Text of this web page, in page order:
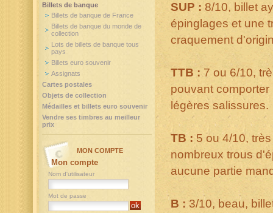
SUP : 8/10, billet
épinglages et une
craquement
TTB : 7 ou 6/10,
pouvant
légères salissures.
TB : 5 ou 4/10,
nombreux trous
aucune partie
B : 3/10, beau,
Billets de banque
Billets de banque de France
Billets de banque du monde de
collection
Lots de billets de banque tous
pays
Billets euro souvenir
Assignats
Cartes postales
Objets de collection
Médailles et billets euro souvenir
Vendre ses timbres au meilleur
prix
MON COMPTE
Mon compte
Nom d'utilisateur
Mot de passe